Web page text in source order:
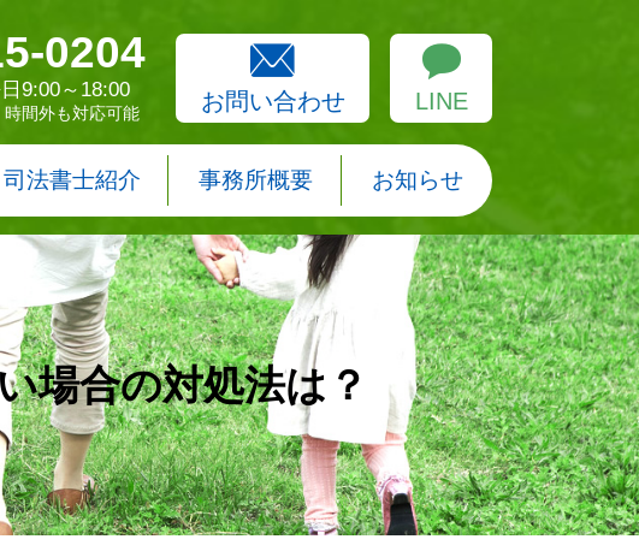
場合の対処法は？
0204
9:00～18:00
間外も対応可能 お問い合わせ LINE
司法書士紹介 事務所概要 お知らせ